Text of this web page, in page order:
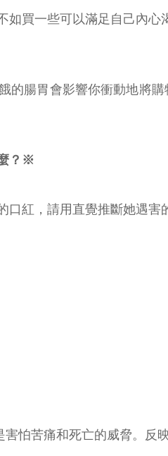
買一些可以滿足自己內心
的腸胃會影響你衝動地將
？※
紅，請用直覺推斷她遇害
怕苦痛和死亡的威脅。反